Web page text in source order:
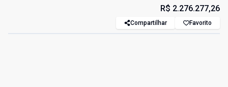
R$ 2.276.277,26
Compartilhar Favorito